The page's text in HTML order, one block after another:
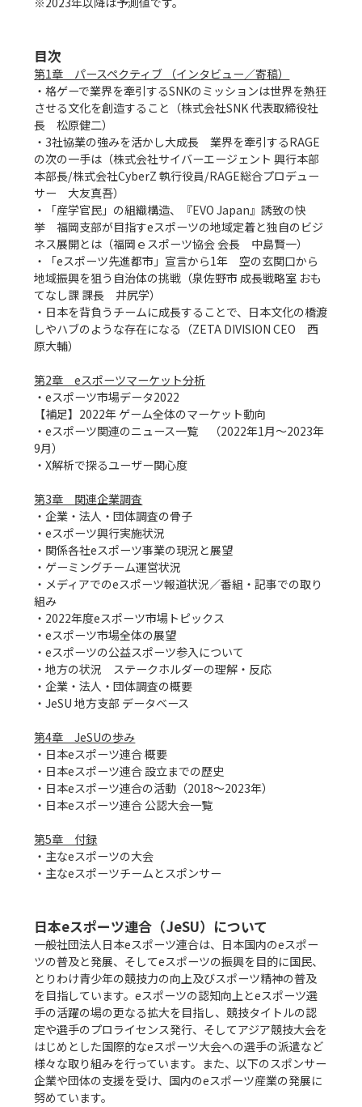
目次
第1章　パースペクティブ （インタビュー／寄稿）
・格ゲーで業界を牽引するSNKのミッションは世界を熱狂
させる文化を創造すること（株式会社SNK 代表取締役社
長　松原健二）
・3社協業の強みを活かし大成長　業界を牽引するRAGE
の次の一手は（株式会社サイバーエージェント 興行本部
本部長/株式会社CyberZ 執行役員/RAGE総合プロデュー
サー　大友真吾）
・「産学官民」の組織構造、『EVO Japan』誘致の快
挙　福岡支部が目指すeスポーツの地域定着と独自のビジ
ネス展開とは（福岡ｅスポーツ協会 会長　中島賢一）
・「eスポーツ先進都市」宣言から1年　空の玄関口から
地域振興を狙う自治体の挑戦（泉佐野市 成長戦略室 おも
てなし課 課長　井尻学）
・日本を背負うチームに成長することで、日本文化の橋渡
しやハブのような存在になる（ZETA DIVISION CEO　西
原大輔）
第2章　eスポーツマーケット分析
・eスポーツ市場データ2022
【補足】2022年 ゲーム全体のマーケット動向
・eスポーツ関連のニュース一覧　（2022年1月～2023年
9月）
・X解析で探るユーザー関心度
第3章　関連企業調査
・企業・法人・団体調査の骨子
・eスポーツ興行実施状況
・関係各社eスポーツ事業の現況と展望
・ゲーミングチーム運営状況
・メディアでのeスポーツ報道状況／番組・記事での取り
組み
・2022年度eスポーツ市場トピックス
・eスポーツ市場全体の展望
・eスポーツの公益スポーツ参入について
・地方の状況　ステークホルダーの理解・反応
・企業・法人・団体調査の概要
・JeSU 地方支部 データベース
第4章　JeSUの歩み
・日本eスポーツ連合 概要
・日本eスポーツ連合 設立までの歴史
・日本eスポーツ連合の活動（2018～2023年）
・日本eスポーツ連合 公認大会一覧
第5章　付録
・主なeスポーツの大会
・主なeスポーツチームとスポンサー
日本eスポーツ連合（JeSU）について
一般社団法人日本eスポーツ連合は、日本国内のeスポー
ツの普及と発展、そしてeスポーツの振興を目的に国民、
とりわけ青少年の競技力の向上及びスポーツ精神の普及
を目指しています。eスポーツの認知向上とeスポーツ選
手の活躍の場の更なる拡大を目指し、競技タイトルの認
定や選手のプロライセンス発行、そしてアジア競技大会を
はじめとした国際的なeスポーツ大会への選手の派遣など
様々な取り組みを行っています。また、以下のスポンサー
企業や団体の支援を受け、国内のeスポーツ産業の発展に
努めています。